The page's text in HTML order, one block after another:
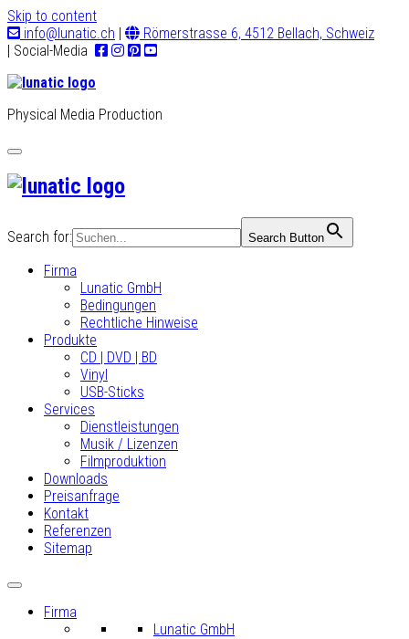
Skip to content
info@lunatic.ch |
Römerstrasse 6, 4512 Bellach, Schweiz
| Social-Media
Physical Media Production
Toggle
navigation
Search for: Search Button
Firma
Lunatic GmbH
Bedingungen
Rechtliche Hinweise
Produkte
CD | DVD | BD
Vinyl
USB-Sticks
Services
Dienstleistungen
Musik / Lizenzen
Filmproduktion
Downloads
Preisanfrage
Kontakt
Referenzen
Sitemap
Firma
Lunatic GmbH